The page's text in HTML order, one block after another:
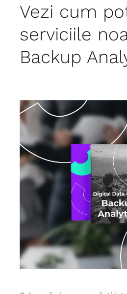
Vezi cum
serviciile
Backup